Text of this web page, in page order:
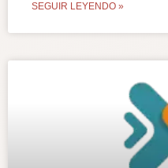
SEGUIR LEYENDO »